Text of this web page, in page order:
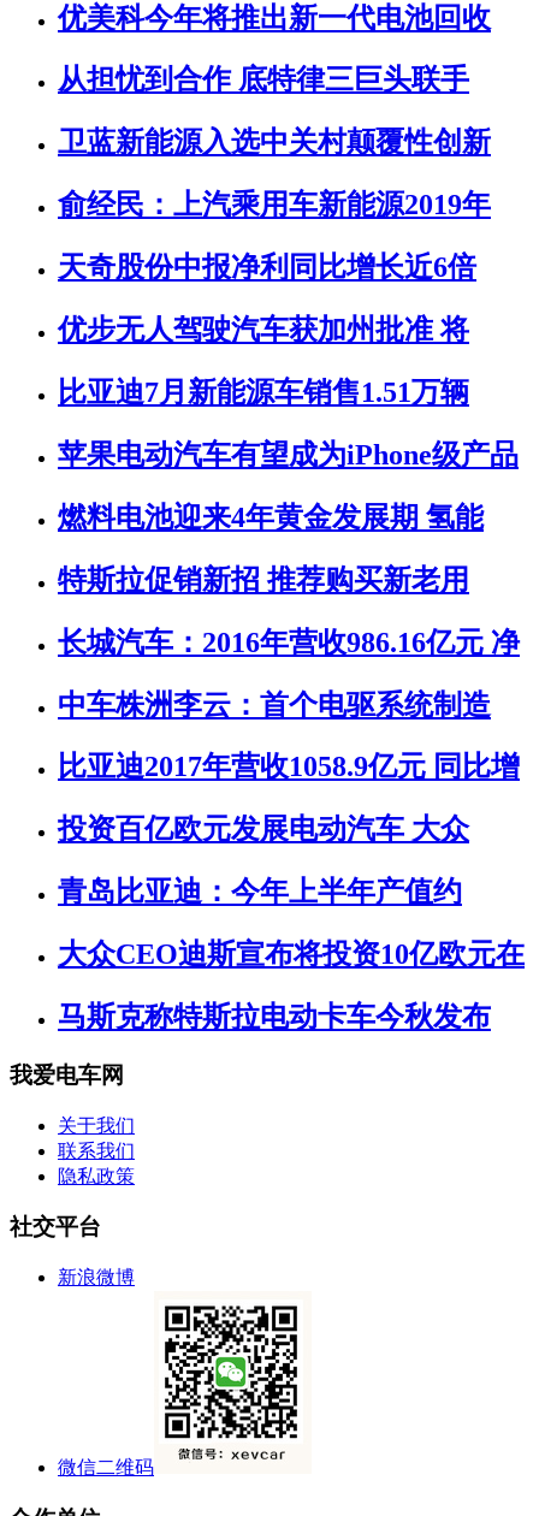
优美科今年将推出新一代电池回收
从担忧到合作 底特律三巨头联手
卫蓝新能源入选中关村颠覆性创新
俞经民：上汽乘用车新能源2019年
天奇股份中报净利同比增长近6倍
优步无人驾驶汽车获加州批准 将
比亚迪7月新能源车销售1.51万辆
苹果电动汽车有望成为iPhone级产品
燃料电池迎来4年黄金发展期 氢能
特斯拉促销新招 推荐购买新老用
长城汽车：2016年营收986.16亿元 净
中车株洲李云：首个电驱系统制造
比亚迪2017年营收1058.9亿元 同比增
投资百亿欧元发展电动汽车 大众
青岛比亚迪：今年上半年产值约
大众CEO迪斯宣布将投资10亿欧元在
马斯克称特斯拉电动卡车今秋发布
我爱电车网
关于我们
联系我们
隐私政策
社交平台
新浪微博
微信二维码